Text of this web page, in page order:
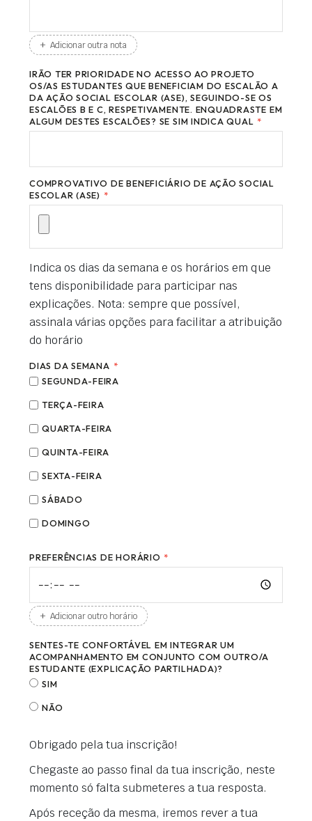
+ Adicionar outra nota
IRÃO TER PRIORIDADE NO ACESSO AO PROJETO
OS/AS ESTUDANTES QUE BENEFICIAM DO ESCALÃO A
DA AÇÃO SOCIAL ESCOLAR (ASE), SEGUINDO-SE OS
ESCALÕES B E C, RESPETIVAMENTE. ENQUADRASTE EM
ALGUM DESTES ESCALÕES? SE SIM INDICA QUAL *
COMPROVATIVO DE BENEFICIÁRIO DE AÇÃO SOCIAL
ESCOLAR (ASE) *
Indica os dias da semana e os horários em que
tens disponibilidade para participar nas
explicações. Nota: sempre que possível,
assinala várias opções para facilitar a atribuição
do horário
DIAS DA SEMANA *
SEGUNDA-FEIRA
TERÇA-FEIRA
QUARTA-FEIRA
QUINTA-FEIRA
SEXTA-FEIRA
SÁBADO
DOMINGO
PREFERÊNCIAS DE HORÁRIO *
+ Adicionar outro horário
SENTES-TE CONFORTÁVEL EM INTEGRAR UM
ACOMPANHAMENTO EM CONJUNTO COM OUTRO/A
ESTUDANTE (EXPLICAÇÃO PARTILHADA)?
SIM
NÃO
Obrigado pela tua inscrição!
Chegaste ao passo final da tua inscrição, neste
momento só falta submeteres a tua resposta.
Após receção da mesma, iremos rever a tua